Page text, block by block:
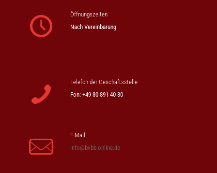
Öffnungszeiten
Nach Vereinbarung
Telefon der Geschäftsstelle
Fon: +49 30 891 40 80
E-Mail
info@bvbb-online.de